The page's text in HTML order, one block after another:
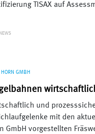
TISAX auf
NEWS
HORN GMBH
und
mit den
GmbH vorgestellten